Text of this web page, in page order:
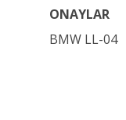
ONAYLAR
BMW LL-04